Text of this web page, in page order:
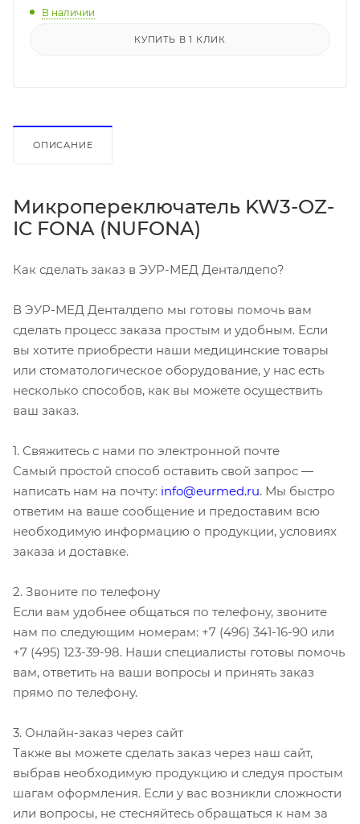
В наличии
КУПИТЬ В 1 КЛИК
ОПИСАНИЕ
Микропереключатель KW3-OZ-
IC FONA (NUFONA)
Как сделать заказ в ЭУР-МЕД Денталдепо?
В ЭУР-МЕД Денталдепо мы готовы помочь вам
сделать процесс заказа простым и удобным. Если
вы хотите приобрести наши медицинские товары
или стоматологическое оборудование, у нас есть
несколько способов, как вы можете осуществить
ваш заказ.
1. Свяжитесь с нами по электронной почте
Самый простой способ оставить свой запрос —
написать нам на почту: info@eurmed.ru. Мы быстро
ответим на ваше сообщение и предоставим всю
необходимую информацию о продукции, условиях
заказа и доставке.
2. Звоните по телефону
Если вам удобнее общаться по телефону, звоните
нам по следующим номерам: +7 (496) 341-16-90 или
+7 (495) 123-39-98. Наши специалисты готовы помочь
вам, ответить на ваши вопросы и принять заказ
прямо по телефону.
3. Онлайн-заказ через сайт
Также вы можете сделать заказ через наш сайт,
выбрав необходимую продукцию и следуя простым
шагам оформления. Если у вас возникли сложности
или вопросы, не стесняйтесь обращаться к нам за